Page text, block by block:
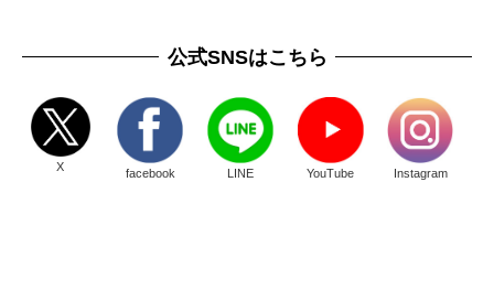
公式SNSはこちら
X facebook LINE YouTube Instagram